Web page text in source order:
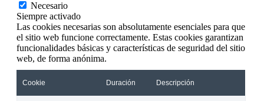
Necesario
Siempre activado
Las cookies necesarias son absolutamente esenciales para que
el sitio web funcione correctamente. Estas cookies garantizan
funcionalidades básicas y características de seguridad del sitio
web, de forma anónima.
Cookie Duración Descripción